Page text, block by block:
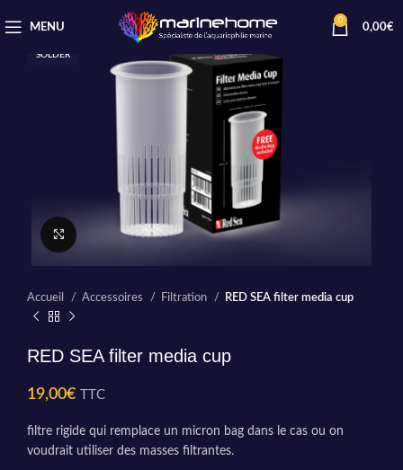
MENU
0
0,00€
SOLDER
Cliquez pour agrandir
Accueil Accessoires Filtration RED SEA filter media cup
RED SEA filter media cup
19,00€ TTC
filtre rigide qui remplace un micron bag dans le cas ou on
voudrait utiliser des masses filtrantes.